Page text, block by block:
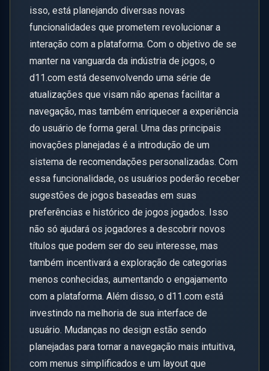
isso, está planejando diversas novas
funcionalidades que prometem revolucionar a
interação com a plataforma. Com o objetivo de se
manter na vanguarda da indústria de jogos, o
d11.com está desenvolvendo uma série de
atualizações que visam não apenas facilitar a
navegação, mas também enriquecer a experiência
do usuário de forma geral. Uma das principais
inovações planejadas é a introdução de um
sistema de recomendações personalizadas. Com
essa funcionalidade, os usuários poderão receber
sugestões de jogos baseadas em suas
preferências e histórico de jogos jogados. Isso
não só ajudará os jogadores a descobrir novos
títulos que podem ser do seu interesse, mas
também incentivará a exploração de categorias
menos conhecidas, aumentando o engajamento
com a plataforma. Além disso, o d11.com está
investindo na melhoria de sua interface de
usuário. Mudanças no design estão sendo
planejadas para tornar a navegação mais intuitiva,
com menus simplificados e um layout que